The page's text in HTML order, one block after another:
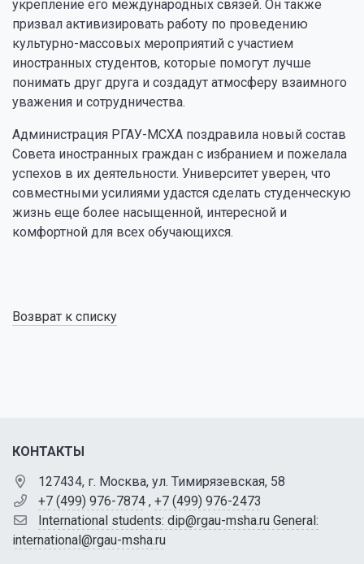
укрепление его международных связей. Он также
призвал активизировать работу по проведению
культурно-массовых мероприятий с участием
иностранных студентов, которые помогут лучше
понимать друг друга и создадут атмосферу взаимного
уважения и сотрудничества.
Администрация РГАУ-МСХА поздравила новый состав
Совета иностранных граждан с избранием и пожелала
успехов в их деятельности. Университет уверен, что
совместными усилиями удастся сделать студенческую
жизнь еще более насыщенной, интересной и
комфортной для всех обучающихся.
Возврат к списку
КОНТАКТЫ
127434, г. Москва, ул. Тимирязевская, 58
+7 (499) 976-7874 , +7 (499) 976-2473
International students: dip@rgau-msha.ru General:
international@rgau-msha.ru